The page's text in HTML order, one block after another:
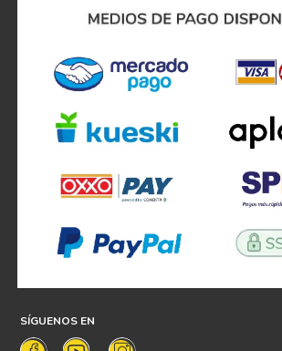
SÍGUENOS EN